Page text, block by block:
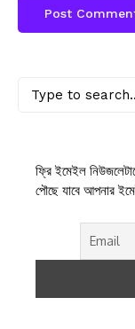
ফ্রি ইমেইল
পৌছে যাবে আপনার